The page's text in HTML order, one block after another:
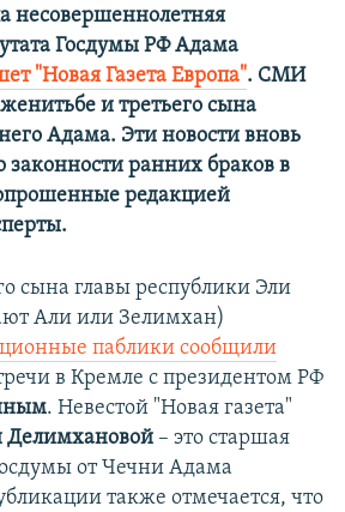
несовершеннолетняя
Госдумы РФ Адама
"Новая Газета Европа". СМИ
и третьего сына
Адама. Эти новости вновь
законности ранних браков в
редакцией
сына главы республики Эли
Али или Зелимхан)
паблики сообщили
в Кремле с президентом РФ
. Невестой "Новая газета"
Делимхановой – это старшая
от Чечни Адама
также отмечается, что